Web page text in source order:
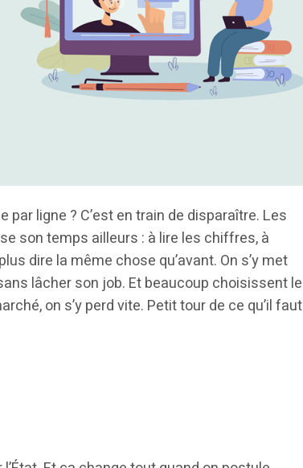
ligne ? C’est en train de disparaître. Les
son temps ailleurs : à lire les chiffres, à
dire la même chose qu’avant. On s’y met
lâcher son job. Et beaucoup choisissent le
on s’y perd vite. Petit tour de ce qu’il faut